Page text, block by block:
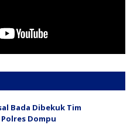
Bada Dibekuk Tim
Dompu